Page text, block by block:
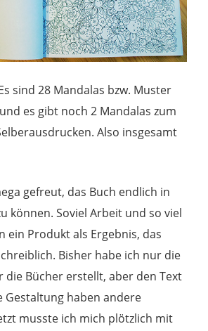
sind 28 Mandalas bzw. Muster
es gibt noch 2 Mandalas zum
Also insgesamt
gefreut, das Buch endlich in
können. Soviel Arbeit und so viel
ein Produkt als Ergebnis, das
Bisher habe ich nur die
Bücher erstellt, aber den Text
Gestaltung haben andere
musste ich mich plötzlich mit